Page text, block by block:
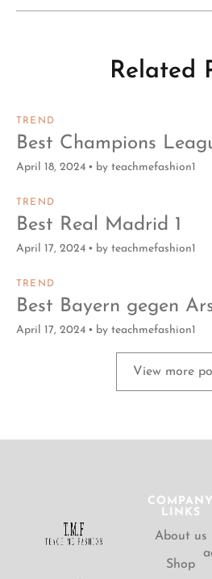
Related
TREND
Best Champions
April 18, 2024 by teachmefashion1
TREND
Best Real Madrid 1
April 17, 2024 by teachmefashion1
TREND
Best Bayern gegen
April 17, 2024 by teachmefashion1
View more
COMPANY
LINKS
About us
Shop